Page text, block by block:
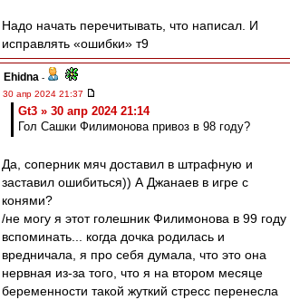
Надо начать перечитывать, что написал. И
исправлять «ошибки» т9
Ehidna -
30 апр 2024 21:37
Gt3 » 30 апр 2024 21:14
Гол Сашки Филимонова привоз в 98 году?
Да, соперник мяч доставил в штрафную и
заставил ошибиться)) А Джанаев в игре с
конями?
/не могу я этот голешник Филимонова в 99 году
вспоминать... когда дочка родилась и
вредничала, я про себя думала, что это она
нервная из-за того, что я на втором месяце
беременности такой жуткий стресс перенесла